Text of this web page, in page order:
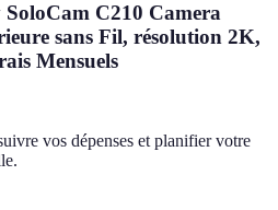
C210 Camera
sans Fil, résolution 2K,
Mensuels
vos dépenses et planifier votre